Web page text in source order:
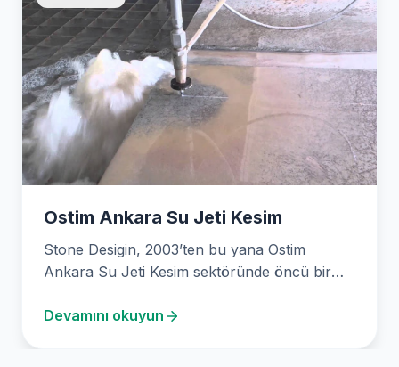
Ostim Ankara Su Jeti Kesim
Stone Desigin, 2003’ten bu yana Ostim
Ankara Su Jeti Kesim sektöründe öncü bir
Devamını okuyun